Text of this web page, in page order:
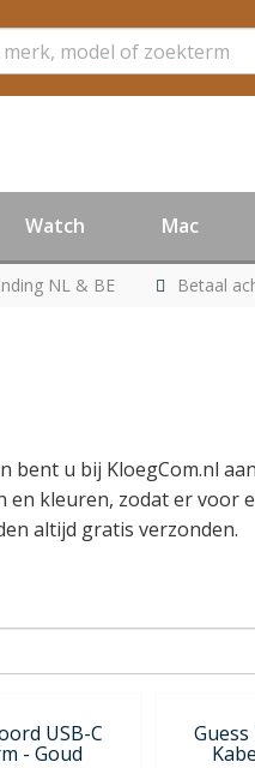
Watch Mac
NL & BE Betaal
bent u bij KloegCom.nl
kleuren, zodat er voor
altijd gratis verzonden.
USB-C
- Goud